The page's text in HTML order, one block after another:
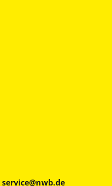
service@nwb.de